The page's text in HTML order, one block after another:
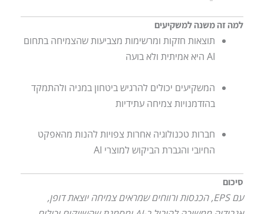
למה זה משנה למשקיעים
תוצאות חזקות ומרשימות מצביעות שהצמיחה בתחום
AI היא אמיתית ולא בועה
המשקיעים יכולים להרגיש ביטחון במניה ולהתמקד
בהזדמנויות צמיחה עתידיות
חברות טכנולוגיה אחרות צפויות להנות מהאפקט
החיובי והגברת הביקוש למוצרי AI
סיכום
עם EPS, הכנסות ורווחים שמראים צמיחה יוצאת דופן,